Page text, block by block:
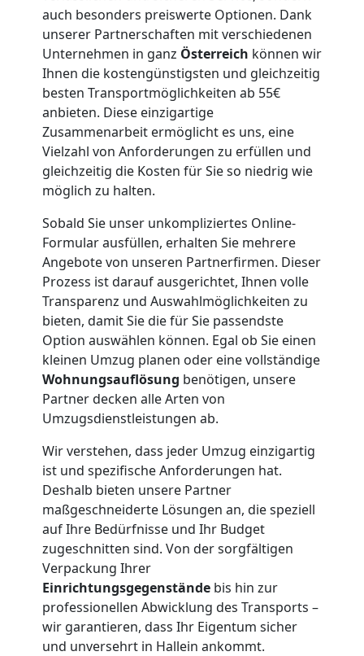
auch besonders preiswerte Optionen. Dank
unserer Partnerschaften mit verschiedenen
Unternehmen in ganz Österreich können wir
Ihnen die kostengünstigsten und gleichzeitig
besten Transportmöglichkeiten ab 55€
anbieten. Diese einzigartige
Zusammenarbeit ermöglicht es uns, eine
Vielzahl von Anforderungen zu erfüllen und
gleichzeitig die Kosten für Sie so niedrig wie
möglich zu halten.
Sobald Sie unser unkompliziertes Online-
Formular ausfüllen, erhalten Sie mehrere
Angebote von unseren Partnerfirmen. Dieser
Prozess ist darauf ausgerichtet, Ihnen volle
Transparenz und Auswahlmöglichkeiten zu
bieten, damit Sie die für Sie passendste
Option auswählen können. Egal ob Sie einen
kleinen Umzug planen oder eine vollständige
Wohnungsauflösung benötigen, unsere
Partner decken alle Arten von
Umzugsdienstleistungen ab.
Wir verstehen, dass jeder Umzug einzigartig
ist und spezifische Anforderungen hat.
Deshalb bieten unsere Partner
maßgeschneiderte Lösungen an, die speziell
auf Ihre Bedürfnisse und Ihr Budget
zugeschnitten sind. Von der sorgfältigen
Verpackung Ihrer
Einrichtungsgegenstände bis hin zur
professionellen Abwicklung des Transports –
wir garantieren, dass Ihr Eigentum sicher
und unversehrt in Hallein ankommt.
LKW
Möbellift
Dornbirn
Übersiedlung
Dornbirn
Klaviertransport
Dornbirn
Privatumzug
Dornbirn
Tresortransport
Dornbirn